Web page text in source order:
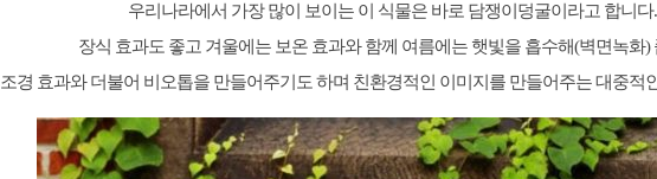
우리나라에서 가장 많이 보이는 이 식물은 바로 담쟁이덩굴이라고 합니다.
장식 효과도 좋고 겨울에는 보온 효과와 함께 여름에는 햇빛을 흡수해(벽면녹화)
조경 효과와 더불어 비오톱을 만들어주기도 하며 친환경적인 이미지를 만들어주는 대중적